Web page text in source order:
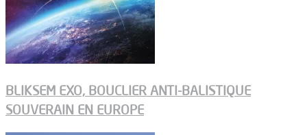
BLIKSEM EXO, BOUCLIER ANTI-BALISTIQUE
SOUVERAIN EN EUROPE